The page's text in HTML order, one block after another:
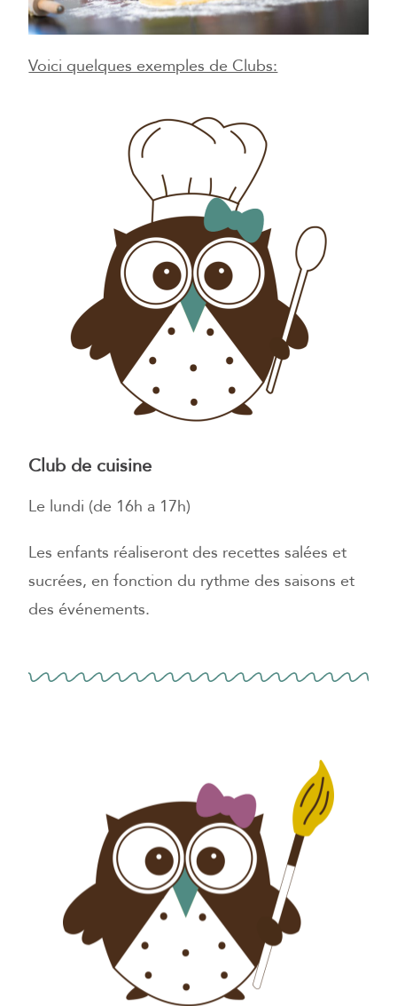
Voici quelques exemples de Clubs:
Club de cuisine
Le lundi (de 16h a 17h)
Les enfants réaliseront des recettes salées et
sucrées, en fonction du rythme des saisons et
des événements.